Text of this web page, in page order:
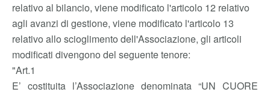
relativo al bilancio, viene modificato l'articolo 12 relativo
agli avanzi di gestione, viene modificato l'articolo 13
relativo allo scioglimento dell'Associazione, gli articoli
modificati divengono del seguente tenore:
"Art.1
E’ costituita l’Associazione denominata “UN CUORE